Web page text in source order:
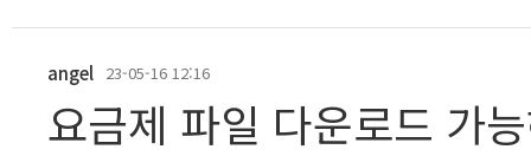
angel 23-05-16 12:16
요금제 파일 다운로드 가